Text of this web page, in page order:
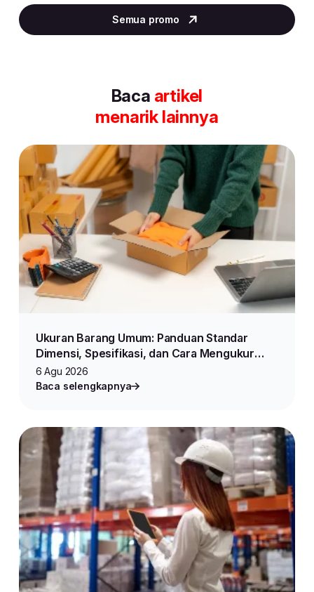
4
of
Semua promo
Baca artikel
menarik lainnya
Ukuran Barang Umum: Panduan Standar
Dimensi, Spesifikasi, dan Cara Mengukur
Produk untuk Jualan Online
6 Agu 2026
Baca selengkapnya